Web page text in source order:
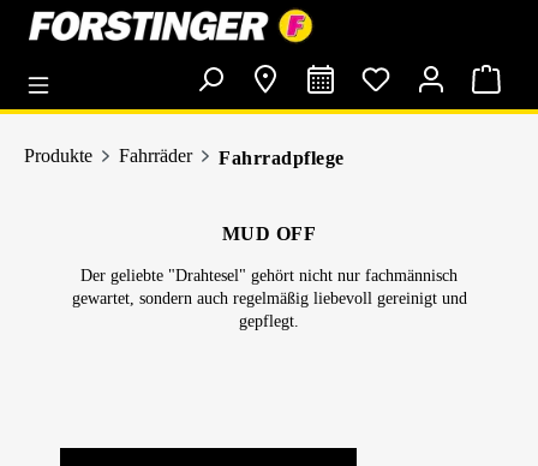
springen
Produkte Fahrräder Fahrradpflege
MUD OFF
Der geliebte "Drahtesel" gehört nicht nur fachmännisch
gewartet, sondern auch regelmäßig liebevoll gereinigt und
gepflegt.